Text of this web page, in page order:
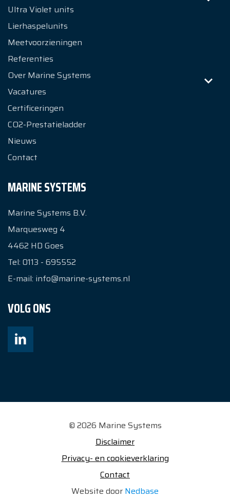
Ultra Violet units
Lierhaspelunits
Meetvoorzieningen
Referenties
Over Marine Systems
Vacatures
Certificeringen
CO2-Prestatieladder
Nieuws
Contact
MARINE SYSTEMS
Marine Systems B.V.
Marquesweg 4
4462 HD Goes
Tel: 0113 - 695552
E-mail: info@marine-systems.nl
VOLG ONS
© 2026 Marine Systems
Disclaimer
Privacy- en cookieverklaring
Contact
Website door Nedbase